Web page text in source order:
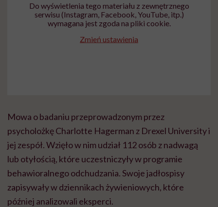
Do wyświetlenia tego materiału z zewnętrznego
serwisu (Instagram, Facebook, YouTube, itp.)
wymagana jest zgoda na pliki cookie.
Zmień ustawienia
Mowa o badaniu przeprowadzonym przez
psycholożkę Charlotte Hagerman z Drexel University i
jej zespół. Wzięło w nim udział 112 osób z nadwagą
lub otyłością, które uczestniczyły w programie
behawioralnego odchudzania. Swoje jadłospisy
zapisywały w dziennikach żywieniowych, które
później analizowali eksperci.